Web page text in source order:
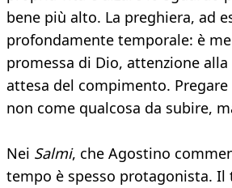
bene più alto. La preghiera, ad
profondamente temporale: è
promessa di Dio, attenzione alla
attesa del compimento.
non come qualcosa da subire,
Nei Salmi, che Agostino
tempo è spesso protagonista. Il